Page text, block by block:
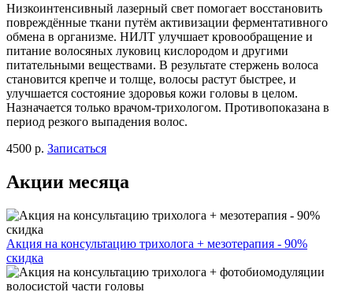
Низкоинтенсивный лазерный свет помогает восстановить
повреждённые ткани путём активизации ферментативного
обмена в организме. НИЛТ улучшает кровообращение и
питание волосяных луковиц кислородом и другими
питательными веществами. В результате стержень волоса
становится крепче и толще, волосы растут быстрее, и
улучшается состояние здоровья кожи головы в целом.
Назначается только врачом-трихологом. Противопоказана в
период резкого выпадения волос.
4500 р. Записаться
Акции месяца
Акция на консультацию трихолога + мезотерапия - 90%
скидка